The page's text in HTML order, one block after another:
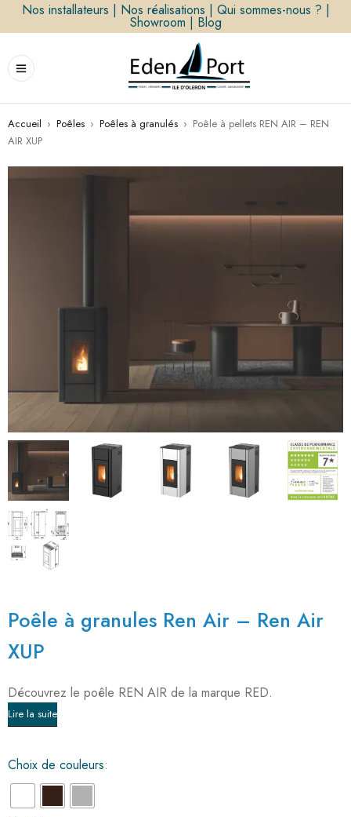
Nos installateurs | Nos réalisations | Qui sommes-nous ? |
Showroom | Blog
Accueil › Poêles › Poêles à granulés › Poêle à pellets REN AIR – REN
AIR XUP
Poêle à granules Ren Air – Ren Air
XUP
Découvrez le poêle REN AIR de la marque RED.
Lire la suite
Choix de couleurs